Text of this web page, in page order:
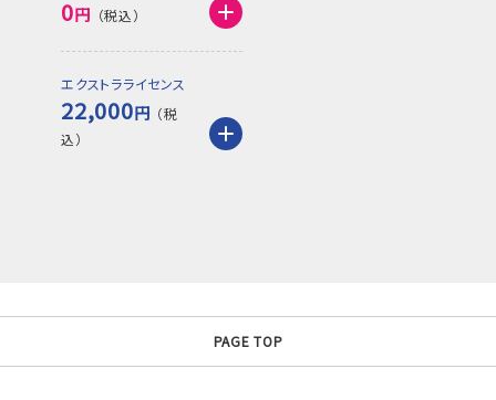
0円
エクストラライセンス
22,000円
PAGE TOP